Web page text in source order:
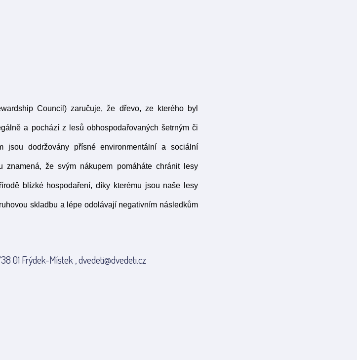
Council) zaručuje, že dřevo, ze kterého byl
a pochází z lesů obhospodařovaných šetrným či
jsou dodržovány přísné environmentální a sociální
znamená, že svým nákupem pomáháte chránit lesy
blízké hospodaření, díky kterému jsou naše lesy
skladbu a lépe odolávají negativním následkům
01 Frýdek-Místek , dvedeti@dvedeti.cz